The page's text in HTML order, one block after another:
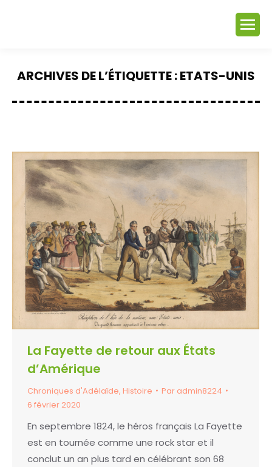
ARCHIVES DE L’ÉTIQUETTE :ETATS-UNIS
La Fayette de retour aux États
d’Amérique
Chroniques d'Adélaïde, Histoire Par admin8224
6 février 2020
En septembre 1824, le héros français La Fayette
est en tournée comme une rock star et il
conclut un an plus tard en célébrant son 68